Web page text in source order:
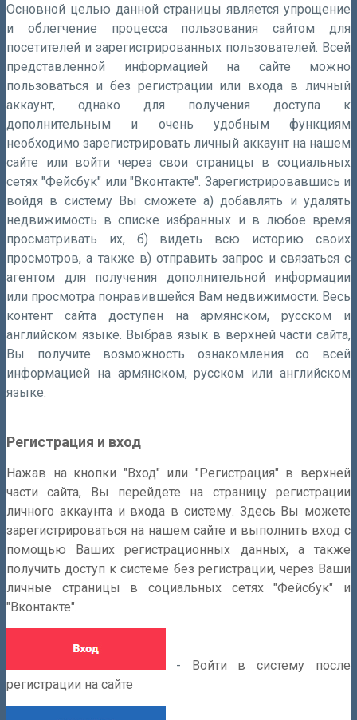
Основной целью данной страницы является упрощение
и облегчение процесса пользования сайтом для
посетителей и зарегистрированных пользователей. Всей
представленной информацией на сайте можно
пользоваться и без регистрации или входа в личный
аккаунт, однако для получения доступа к
дополнительным и очень удобным функциям
необходимо зарегистрировать личный аккаунт на нашем
сайте или войти через свои страницы в социальных
сетях "Фейсбук" или "Вконтакте". Зарегистрировавшись и
войдя в систему Вы сможете а) добавлять и удалять
недвижимость в списке избранных и в любое время
просматривать их, б) видеть всю историю своих
просмотров, а также в) отправить запрос и связаться с
агентом для получения дополнительной информации
или просмотра понравившейся Вам недвижимости. Весь
контент сайта доступен на армянском, русском и
английском языке. Выбрав язык в верхней части сайта,
Вы получите возможность ознакомления со всей
информацией на армянском, русском или английском
языке.
Регистрация и вход
Нажав на кнопки "Вход" или "Регистрация" в верхней
части сайта, Вы перейдете на страницу регистрации
личного аккаунта и входа в систему. Здесь Вы можете
зарегистрироваться на нашем сайте и выполнить вход с
помощью Ваших регистрационных данных, а также
получить доступ к системе без регистрации, через Ваши
личные страницы в социальных сетях "Фейсбук" и
"Вконтакте".
- Войти в систему после
регистрации на сайте